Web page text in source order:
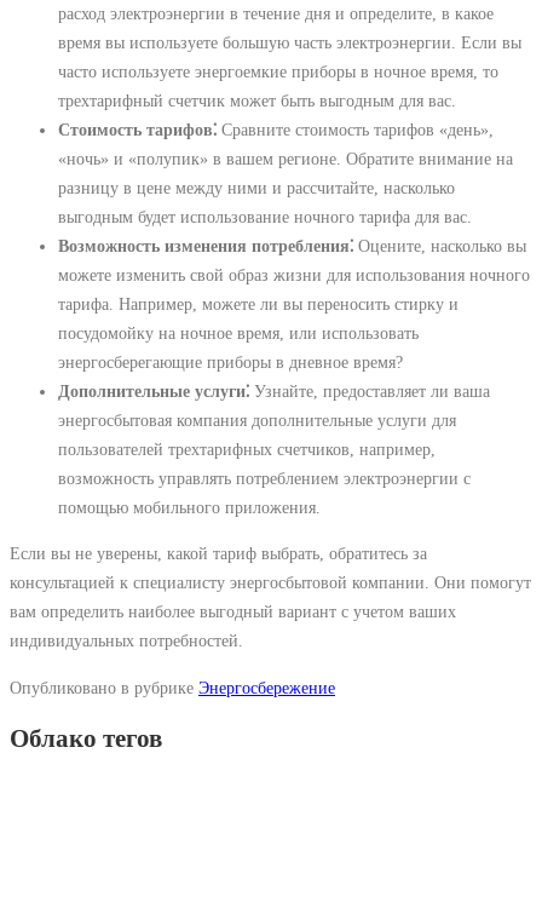
расход электроэнергии в течение дня и определите, в какое
время вы используете большую часть электроэнергии. Если вы
часто используете энергоемкие приборы в ночное время, то
трехтарифный счетчик может быть выгодным для вас.
Стоимость тарифов⁚ Сравните стоимость тарифов «день»,
«ночь» и «полупик» в вашем регионе. Обратите внимание на
разницу в цене между ними и рассчитайте, насколько
выгодным будет использование ночного тарифа для вас.
Возможность изменения потребления⁚ Оцените, насколько вы
можете изменить свой образ жизни для использования ночного
тарифа. Например, можете ли вы переносить стирку и
посудомойку на ночное время, или использовать
энергосберегающие приборы в дневное время?
Дополнительные услуги⁚ Узнайте, предоставляет ли ваша
энергосбытовая компания дополнительные услуги для
пользователей трехтарифных счетчиков, например,
возможность управлять потреблением электроэнергии с
помощью мобильного приложения.
Если вы не уверены, какой тариф выбрать, обратитесь за
консультацией к специалисту энергосбытовой компании. Они помогут
вам определить наиболее выгодный вариант с учетом ваших
индивидуальных потребностей.
Опубликовано в рубрике Энергосбережение
Облако тегов